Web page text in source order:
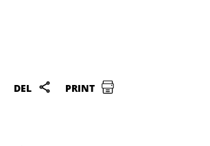
DEL PRINT